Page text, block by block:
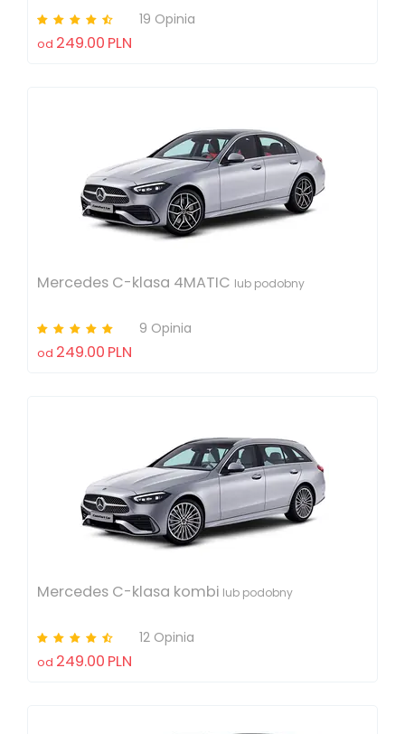
19 Opinia
od 249.00 PLN
Mercedes C-klasa 4MATIC lub podobny
9 Opinia
od 249.00 PLN
Mercedes C-klasa kombi lub podobny
12 Opinia
od 249.00 PLN